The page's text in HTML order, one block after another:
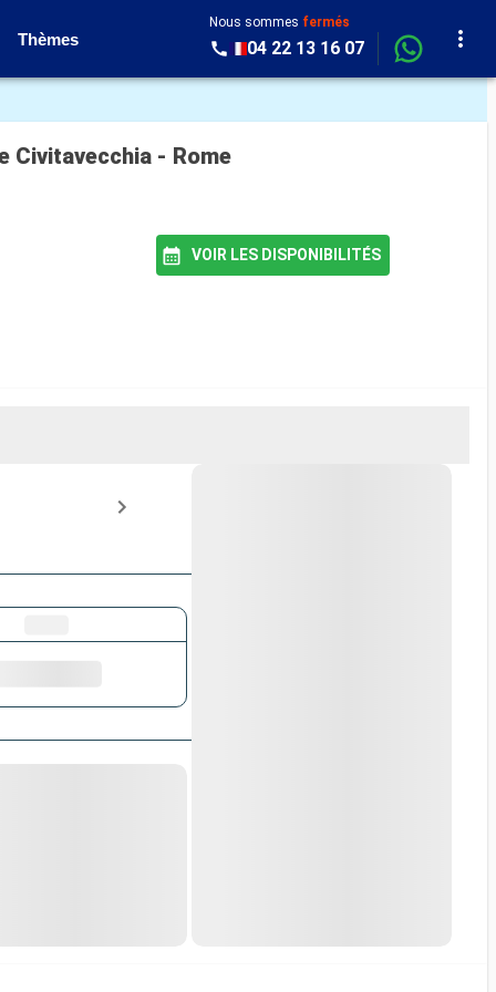
Thèmes
Nous sommes fermés
04 22 13 16 07
Civitavecchia - Rome
VOIR LES DISPONIBILITÉS